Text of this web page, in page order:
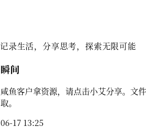
记录生活，分享思考，探索无限可能
瞬间
咸鱼客户拿资源，请点击小艾分享。文
取。
06-17 13:25